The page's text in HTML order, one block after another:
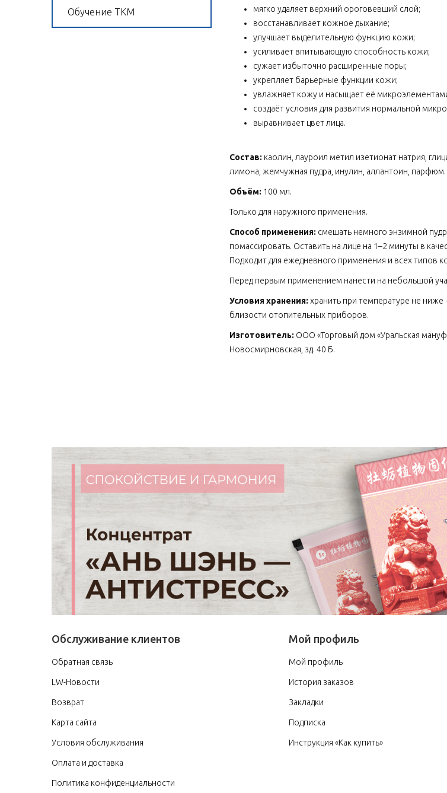
Обучение ТКМ
мягко удаляет верхний ороговевший слой;
восстанавливает кожное дыхание;
улучшает выделительную функцию кожи;
усиливает впитывающую способность кожи;
сужает избыточно расширенные поры;
укрепляет барьерные функции кожи;
увлажняет кожу и насыщает её
создаёт условия для развития нормальной
выравнивает цвет лица.
Состав: каолин, лауроил метил изетионат натрия,
лимона, жемчужная пудра, инулин, аллантоин, парфюм.
Объём: 100 мл.
Только для наружного применения.
Способ применения: смешать немного энзимной
помассировать. Оставить на лице на 1–2 минуты в
Подходит для ежедневного применения и всех типов
Перед первым применением нанести на небольшой
Условия хранения: хранить при температуре не ниже
близости отопительных приборов.
Изготовитель: ООО «Торговый дом «Уральская
Новосмирновская, зд. 40 Б.
Обслуживание клиентов
Обратная связь
LW-Новости
Возврат
Карта сайта
Условия обслуживания
Оплата и доставка
Политика конфиденциальности
Мой профиль
Мой профиль
История заказов
Закладки
Подписка
Инструкция «Как купить»